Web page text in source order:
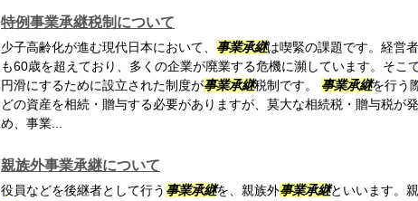
特例事業承継税制について
少子高齢化が進む現代日本において、 事業承継は喫緊の課題です。経営
も60歳を超えており、多くの企業が廃業する危機に瀕しています。そこ
円滑にするために設立された制度が事業承継税制です。 事業承継を行う
どの資産を相続・贈与する必要がありますが、莫大な相続税・贈与税が
め、事業...
親族外事業承継について
役員などを後継者として行う 事業承継を、親族外事業承継といいます。